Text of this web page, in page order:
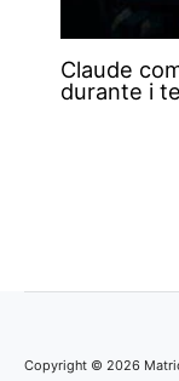
Claude
durante i
Copyright © 2026